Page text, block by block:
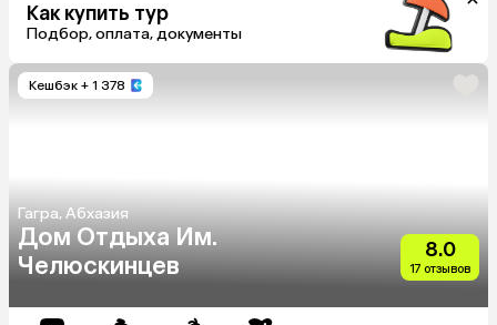
Как купить тур
Подбор, оплата, документы
Кешбэк + 1 378
Гагра, Абхазия
Дом Отдыха Им.
Челюскинцев
8.0
17 отзывов